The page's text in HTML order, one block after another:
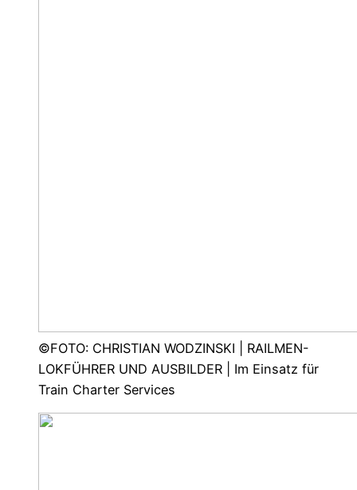
©FOTO: CHRISTIAN WODZINSKI | RAILMEN-
LOKFÜHRER UND AUSBILDER | Im Einsatz für
Train Charter Services